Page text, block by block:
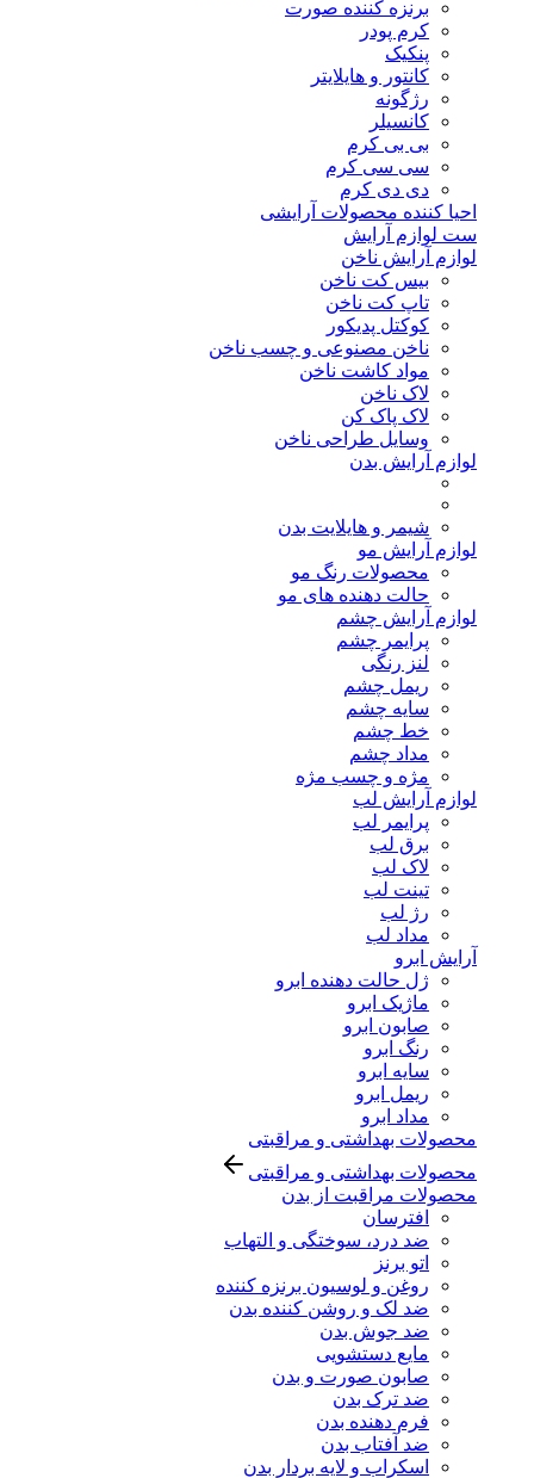
برنزه کننده صورت
کرم پودر
پنکیک
کانتور و هایلایتر
رژگونه
کانسیلر
بی بی کرم
سی سی کرم
دی دی کرم
احیا کننده محصولات آرایشی
ست لوازم آرایش
لوازم آرایش ناخن
بیس کت ناخن
تاپ کت ناخن
کوکتل پدیکور
ناخن مصنوعی و چسب ناخن
مواد کاشت ناخن
لاک ناخن
لاک پاک کن
وسایل طراحی ناخن
لوازم آرایش بدن
شیمر و هایلایت بدن
لوازم آرایش مو
محصولات رنگ مو
حالت دهنده های مو
لوازم آرایش چشم
پرایمر چشم
لنز رنگی
ریمل چشم
سایه چشم
خط چشم
مداد چشم
مژه و چسب مژه
لوازم آرایش لب
پرایمر لب
برق لب
لاک لب
تینت لب
رژ لب
مداد لب
آرایش ابرو
ژل حالت دهنده ابرو
ماژیک ابرو
صابون ابرو
رنگ ابرو
سایه ابرو
ریمل ابرو
مداد ابرو
محصولات بهداشتی و مراقبتی
محصولات بهداشتی و مراقبتی
محصولات مراقبت از بدن
افترسان
ضد درد، سوختگی و التهاب
اتو برنز
روغن و لوسیون برنزه کننده
ضد لک و روشن کننده بدن
ضد جوش بدن
مایع دستشویی
صابون صورت و بدن
ضد ترک بدن
فرم دهنده بدن
ضد آفتاب بدن
اسکراب و لایه بردار بدن